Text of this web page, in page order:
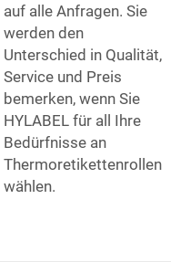
auf alle Anfragen. Sie
werden den
Unterschied in Qualität,
Service und Preis
bemerken, wenn Sie
HYLABEL für all Ihre
Bedürfnisse an
Thermoretikettenrollen
wählen.